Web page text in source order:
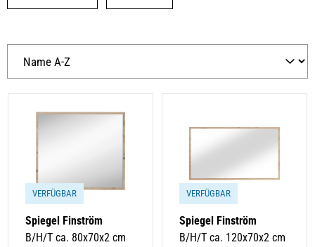
VERFÜGBAR
Spiegel Finström
B/H/T ca. 80x70x2 cm
VERFÜGBAR
Spiegel Finström
B/H/T ca. 120x70x2 cm